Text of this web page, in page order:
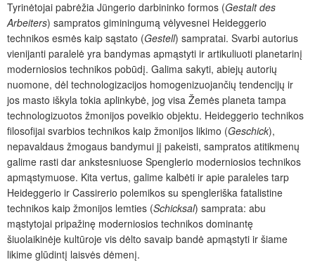
Tyrinėtojai pabrėžia Jüngerio darbininko formos (Gestalt des
Arbeiters) sampratos giminingumą vėlyvesnei Heideggerio
technikos esmės kaip sąstato (Gestell) sampratai. Svarbi autorius
vienijanti paralelė yra bandymas apmąstyti ir artikuliuoti planetarinį
moderniosios technikos pobūdį. Galima sakyti, abiejų autorių
nuomone, dėl technologizacijos homogenizuojančių tendencijų ir
jos masto iškyla tokia aplinkybė, jog visa Žemės planeta tampa
technologizuotos žmonijos poveikio objektu. Heideggerio technikos
filosofijai svarbios technikos kaip žmonijos likimo (Geschick),
nepavaldaus žmogaus bandymui jį pakeisti, sampratos atitikmenų
galime rasti dar ankstesniuose Spenglerio moderniosios technikos
apmąstymuose. Kita vertus, galime kalbėti ir apie paraleles tarp
Heideggerio ir Cassirerio polemikos su spengleriška fatalistine
technikos kaip žmonijos lemties (Schicksal) samprata: abu
mąstytojai pripažinę moderniosios technikos dominantę
šiuolaikinėje kultūroje vis dėlto savaip bandė apmąstyti ir šiame
likime glūdintį laisvės dėmenį.